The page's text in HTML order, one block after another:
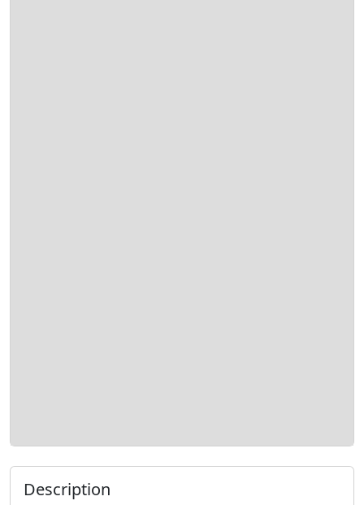
Description